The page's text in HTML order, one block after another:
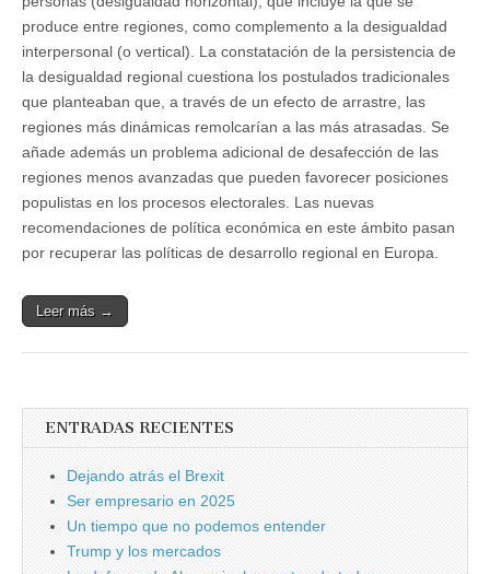
produce entre regiones, como complemento a la desigualdad
interpersonal (o vertical). La constatación de la persistencia de
la desigualdad regional cuestiona los postulados tradicionales
que planteaban que, a través de un efecto de arrastre, las
regiones más dinámicas remolcarían a las más atrasadas. Se
añade además un problema adicional de desafección de las
regiones menos avanzadas que pueden favorecer posiciones
populistas en los procesos electorales. Las nuevas
recomendaciones de política económica en este ámbito pasan
por recuperar las políticas de desarrollo regional en Europa.
Leer más →
ENTRADAS RECIENTES
Dejando atrás el Brexit
Ser empresario en 2025
Un tiempo que no podemos entender
Trump y los mercados